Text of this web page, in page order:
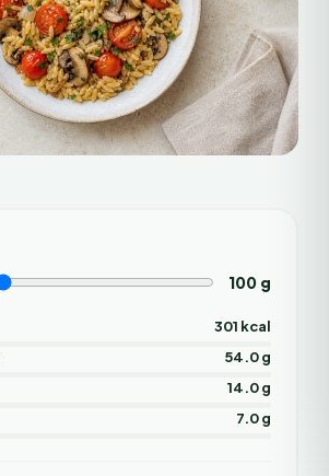
100g
301 kcal
54.0 g
14.0 g
7.0 g